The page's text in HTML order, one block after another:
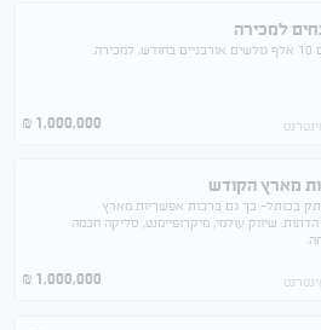
למכירה
1,000,000
₪
מארץ הקודש
בכותל- כך גם ברכות אפשריות מארץ
שיווק עולמי, מיקרופיימנט, סליקה חכמה
1,000,000
₪